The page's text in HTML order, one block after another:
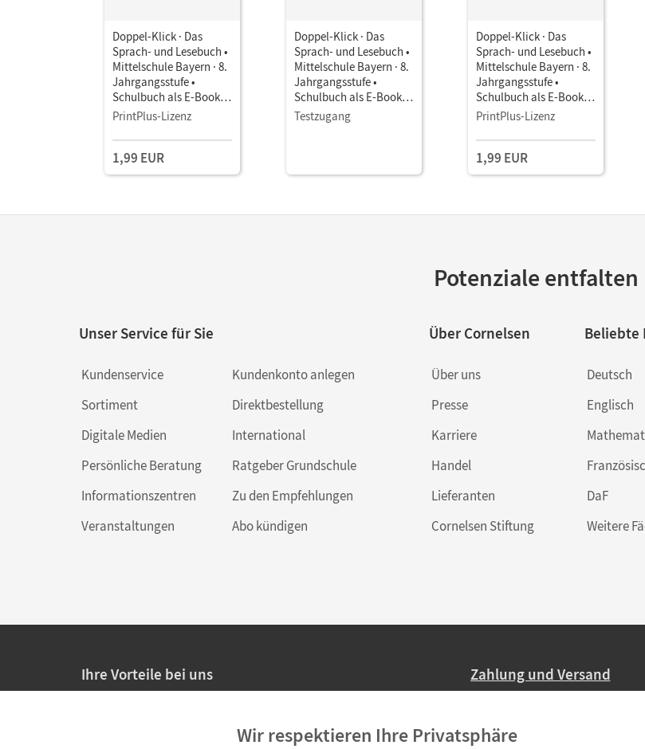
Doppel-Klick · Das
Sprach- und Lesebuch •
Mittelschule Bayern · 8.
Jahrgangsstufe •
Schulbuch als E-Book
Für M-Klassen
PrintPlus-Lizenz
1,99 EUR
Doppel-Klick · Das
Sprach- und Lesebuch •
Mittelschule Bayern · 8.
Jahrgangsstufe •
Schulbuch als E-Book
Für M-Klassen
Testzugang
Doppel-Klick · Das
Sprach- und Lesebuch •
Mittelschule Bayern · 8.
Jahrgangsstufe •
Schulbuch als E-Book
Für Regelklassen
PrintPlus-Lizenz
1,99 EUR
Potenziale entfalten
Unser Service für Sie
Kundenservice
Sortiment
Digitale Medien
Persönliche Beratung
Informationszentren
Veranstaltungen
Kundenkonto anlegen
Direktbestellung
International
Ratgeber Grundschule
Zu den Empfehlungen
Abo kündigen
Über Cornelsen
Über uns
Presse
Karriere
Handel
Lieferanten
Cornelsen Stiftung
Beliebte
Deutsch
Englisch
DaF
Weitere
Ihre Vorteile bei uns Zahlung und Versand
Ab 59,– EUR Bestellwert
Wir respektieren Ihre Privatsphäre